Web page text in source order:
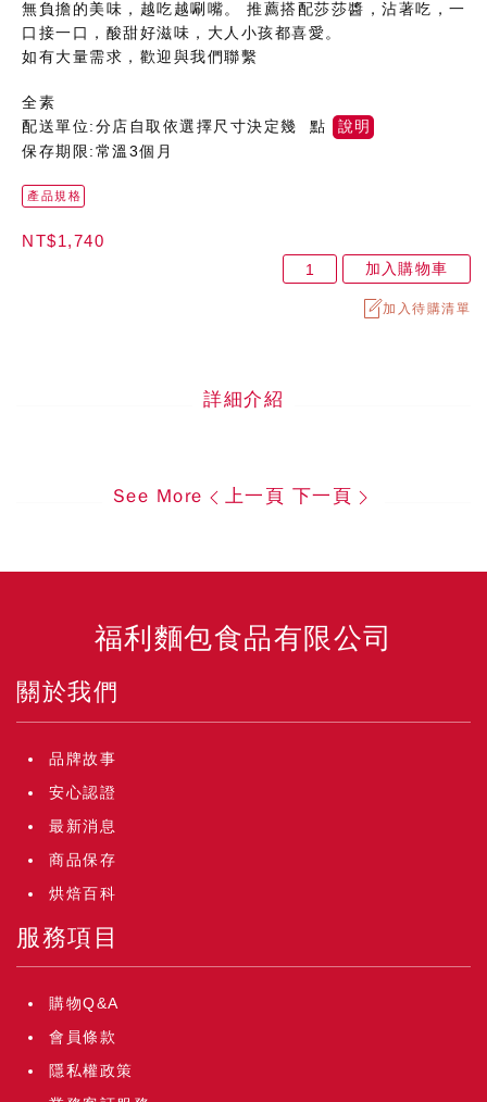
無負擔的美味，越吃越唰嘴。 推薦搭配莎莎醬，沾著吃，一
口接一口，酸甜好滋味，大人小孩都喜愛。
如有大量需求，歡迎與我們聯繫
全素
配送單位:分店自取依選擇尺寸決定幾 點
說明
保存期限:常溫3個月
產品規格
NT$1,740
加入購物車
加入待購清單
詳細介紹
See More 上一頁 下一頁
福利麵包食品有限公司
關於我們
品牌故事
安心認證
最新消息
商品保存
烘焙百科
服務項目
購物Q&A
會員條款
隱私權政策